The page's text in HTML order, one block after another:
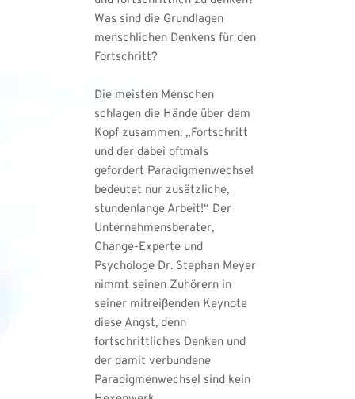
Was sind die Grundlagen
menschlichen Denkens für den
Fortschritt?
Die meisten Menschen
schlagen die Hände über dem
Kopf zusammen: „Fortschritt
und der dabei oftmals
gefordert Paradigmenwechsel
bedeutet nur zusätzliche,
stundenlange Arbeit!“ Der
Unternehmensberater,
Change-Experte und
Psychologe Dr. Stephan Meyer
nimmt seinen Zuhörern in
seiner mitreißenden Keynote
diese Angst, denn
fortschrittliches Denken und
der damit verbundene
Paradigmenwechsel sind kein